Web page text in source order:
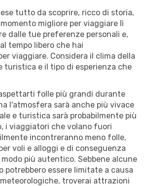
tutto da scoprire, ricco di storia,
migliore per viaggiare lì
dalle tue preferenze personali e,
tempo libero che hai
viaggiare. Considera il clima della
turistica e il tipo di esperienza che
folle più grandi durante
l'atmosfera sarà anche più vivace
e turistica sarà probabilmente più
i viaggiatori che volano fuori
incontreranno meno folle,
voli e alloggi e di conseguenza
più autentico. Sebbene alcune
potrebbero essere limitate a causa
troverai attrazioni